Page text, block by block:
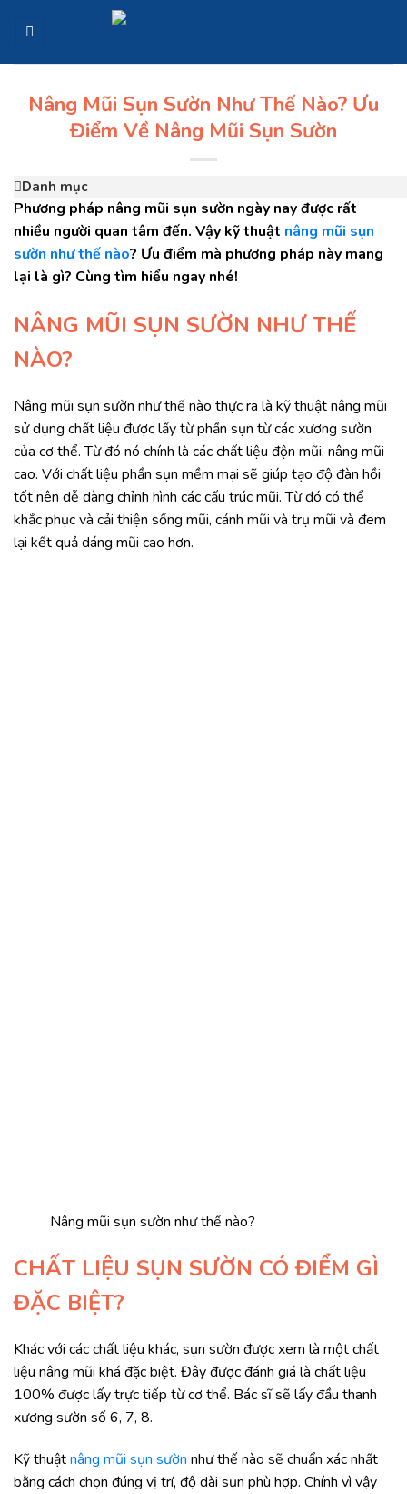
Nâng Mũi Sụn Sườn Như Thế Nào? Ưu
Điểm Về Nâng Mũi Sụn Sườn
Danh mục
Phương pháp nâng mũi sụn sườn ngày nay được rất
nhiều người quan tâm đến. Vậy kỹ thuật nâng mũi sụn
sườn như thế nào? Ưu điểm mà phương pháp này mang
lại là gì? Cùng tìm hiểu ngay nhé!
NÂNG MŨI SỤN SƯỜN NHƯ THẾ
NÀO?
Nâng mũi sụn sườn như thế nào thực ra là kỹ thuật nâng mũi
sử dụng chất liệu được lấy từ phần sụn từ các xương sườn
của cơ thể. Từ đó nó chính là các chất liệu độn mũi, nâng mũi
cao. Với chất liệu phần sụn mềm mại sẽ giúp tạo độ đàn hồi
tốt nên dễ dàng chỉnh hình các cấu trúc mũi. Từ đó có thể
khắc phục và cải thiện sống mũi, cánh mũi và trụ mũi và đem
lại kết quả dáng mũi cao hơn.
Nâng mũi sụn sườn như thế nào?
CHẤT LIỆU SỤN SƯỜN CÓ ĐIỂM GÌ
ĐẶC BIỆT?
Khác với các chất liệu khác, sụn sườn được xem là một chất
liệu nâng mũi khá đặc biệt. Đây được đánh giá là chất liệu
100% được lấy trực tiếp từ cơ thể. Bác sĩ sẽ lấy đầu thanh
xương sườn số 6, 7, 8.
Kỹ thuậtnâng mũi sụn sườn như thế nào sẽ chuẩn xác nhất
bằng cách chọn đúng vị trí, độ dài sụn phù hợp. Chính vì vậy